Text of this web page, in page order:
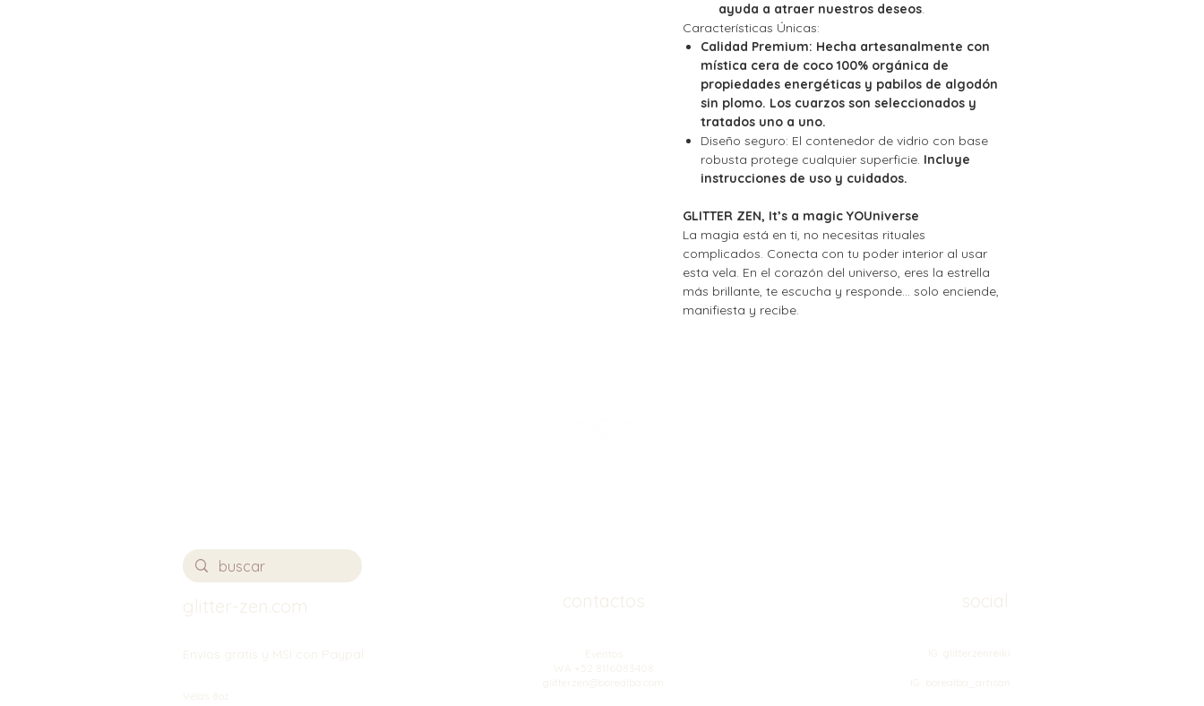
ayuda a atraer nuestros deseos.
Características Únicas:
Calidad Premium: Hecha artesanalmente con
mística cera de coco 100% orgánica de
propiedades energéticas y pabilos de algodón
sin plomo. Los cuarzos son seleccionados y
tratados uno a uno.
Diseño seguro: El contenedor de vidrio con base
robusta protege cualquier superficie. Incluye
instrucciones de uso y cuidados.
GLITTER ZEN, It’s a magic YOUniverse
La magia está en ti, no necesitas rituales
complicados. Conecta con tu poder interior al usar
esta vela. En el corazón del universo, eres la estrella
más brillante, te escucha y responde... solo enciende,
manifiesta y recibe.
glitter-zen.com
Envíos gratis y MSI con Paypal
Velas 8oz
contactos
Eventos
WA +52 8116083408
glitterzen@borealba.com
social
IG glitterzenreiki
IG borealba_artisan